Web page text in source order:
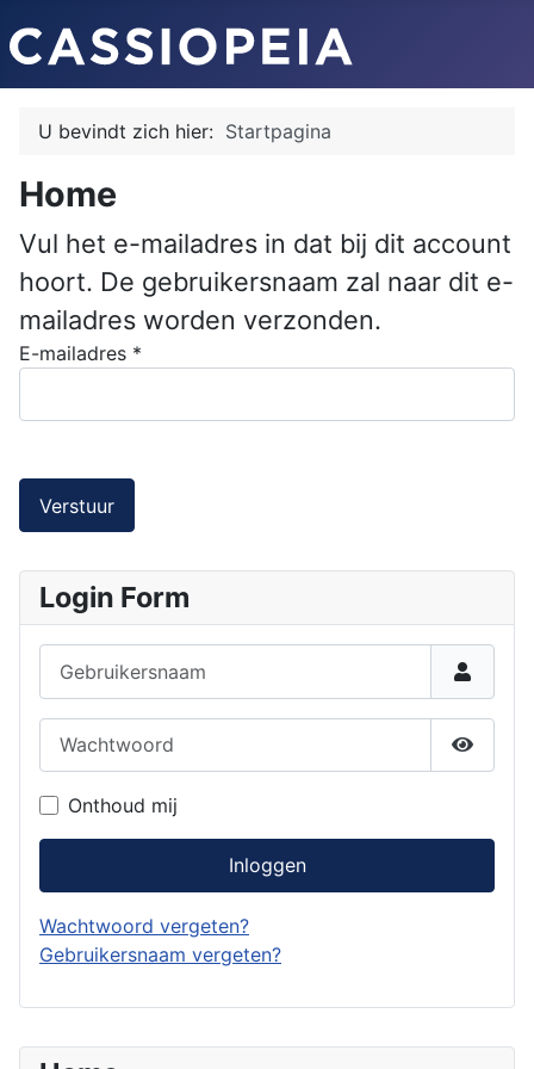
U bevindt zich hier: Startpagina
Home
Vul het e-mailadres in dat bij dit account
hoort. De gebruikersnaam zal naar dit e-
mailadres worden verzonden.
E-mailadres *
Verstuur
Login Form
Toon
Onthoud mij
Inloggen
Wachtwoord vergeten?
Gebruikersnaam vergeten?